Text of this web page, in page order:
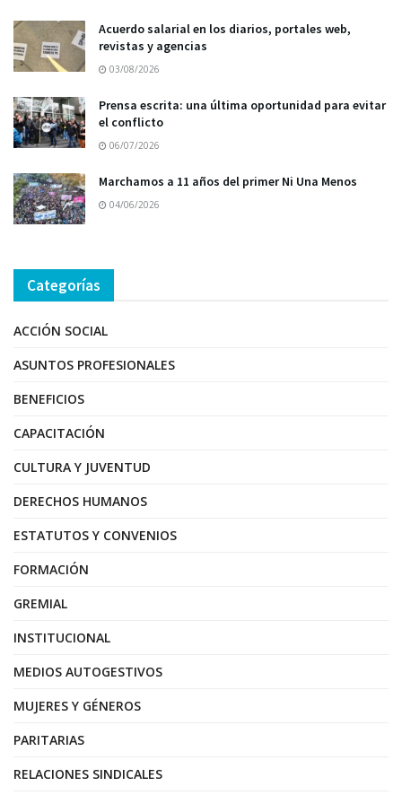
Acuerdo salarial en los diarios, portales web,
revistas y agencias
03/08/2026
Prensa escrita: una última oportunidad para evitar
el conflicto
06/07/2026
Marchamos a 11 años del primer Ni Una Menos
04/06/2026
Categorías
ACCIÓN SOCIAL
ASUNTOS PROFESIONALES
BENEFICIOS
CAPACITACIÓN
CULTURA Y JUVENTUD
DERECHOS HUMANOS
ESTATUTOS Y CONVENIOS
FORMACIÓN
GREMIAL
INSTITUCIONAL
MEDIOS AUTOGESTIVOS
MUJERES Y GÉNEROS
PARITARIAS
RELACIONES SINDICALES